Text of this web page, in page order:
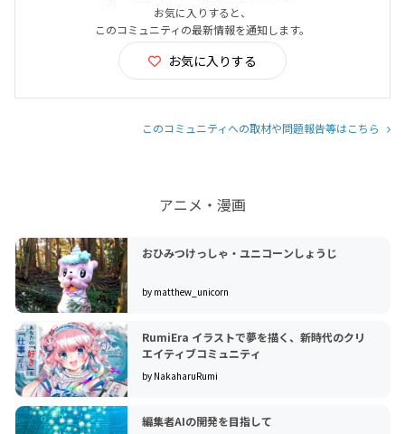
お気に入りすると、
このコミュニティの最新情報を通知します。
お気に入りする
このコミュニティへの取材や問題報告等はこちら
アニメ・漫画
おひみつけっしゃ・ユニコーンしょうじ
by matthew_unicorn
RumiEra イラストで夢を描く、新時代のクリ
エイティブコミュニティ
by NakaharuRumi
編集者AIの開発を目指して